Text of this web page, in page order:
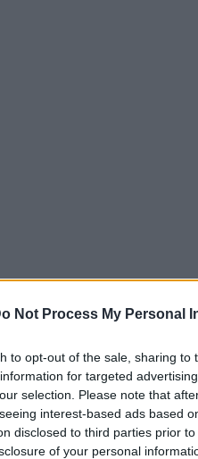
Not Process My Personal
to opt-out of the sale, sharing
for targeted
selection. Please note that
interest-based ads based
disclosed to third parties prior
of your personal